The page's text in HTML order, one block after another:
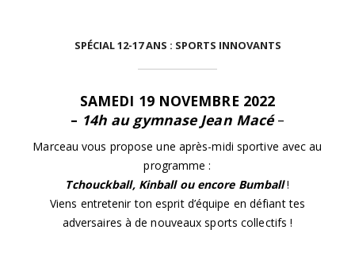
SPÉCIAL 12-17 ANS : SPORTS INNOVANTS
SAMEDI 19 NOVEMBRE 2022
– 14h au gymnase Jean Macé–
Marceau vous propose une après-midi sportive avec au
programme :
Tchouckball, Kinball ou encore Bumball!
Viens entretenir ton esprit d’équipe en défiant tes
adversaires à de nouveaux sports collectifs !